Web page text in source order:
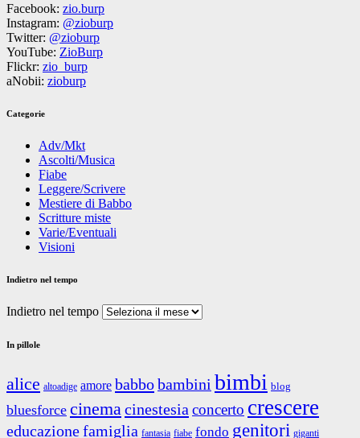
Facebook: zio.burp
Instagram: @zioburp
Twitter: @zioburp
YouTube: ZioBurp
Flickr: zio_burp
aNobii: zioburp
Categorie
Adv/Mkt
Ascolti/Musica
Fiabe
Leggere/Scrivere
Mestiere di Babbo
Scritture miste
Varie/Eventuali
Visioni
Indietro nel tempo
Indietro nel tempo
In pillole
alice altoadige amore babbobambini bimbi blog
bluesforce cinema cinestesia concerto crescere
educazionefamiglia fantasia fiabe fondo genitori giganti